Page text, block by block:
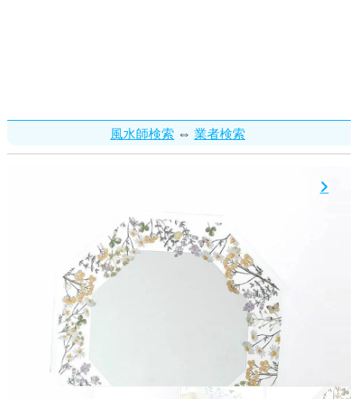
風水師検索 ⇔ 業者検索